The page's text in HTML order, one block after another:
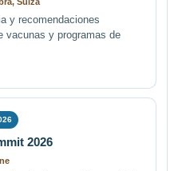
y recomendaciones
vacunas y programas de
2026